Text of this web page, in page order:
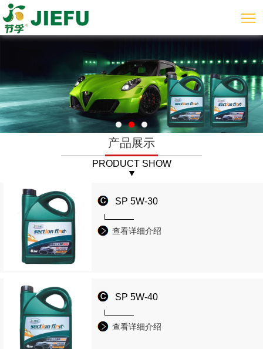
产品展示
PRODUCT SHOW
SP 5W-30
查看详细介绍
SP 5W-40
查看详细介绍